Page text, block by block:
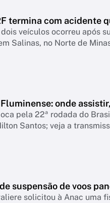
termina com acidente
veículos ocorreu após
Salinas, no Norte de
onde
pela 22ª rodada do
Santos; veja a
suspensão de voos
solicitou à Anac uma